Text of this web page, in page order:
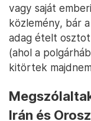
vagy saját
közlemény, bár
adag ételt
(ahol a
kitörtek
Irán és